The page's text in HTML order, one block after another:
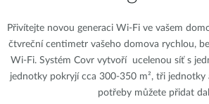
Přivítejte novou generaci Wi-Fi ve vašem
čtvreční centimetr vašeho domova rychlou,
Wi-Fi. Systém Covr vytvoří ucelenou síť s
jednotky pokryjí cca 300-350 m², tři jednotky
potřeby můžete přidat